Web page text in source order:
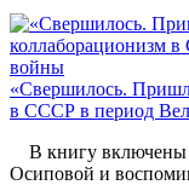
«Свершилось.
в СССР в период
В книгу включены
Осиповой и